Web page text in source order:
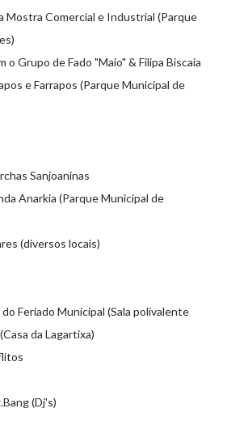
Mostra Comercial e Industrial (Parque
o Grupo de Fado "Maio" & Filipa Biscaia
e Farrapos (Parque Municipal de
Sanjoaninas
Anarkia (Parque Municipal de
(diversos locais)
Feriado Municipal (Sala polivalente
da Lagartixa)
(Dj's)